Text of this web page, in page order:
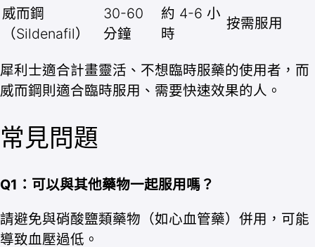
威而鋼
（Sildenafil）
30-60
分鐘
約 4-6 小
時
按需服用
犀利士適合計畫靈活、不想臨時服藥的使用者，而
威而鋼則適合臨時服用、需要快速效果的人。
常見問題
Q1：可以與其他藥物一起服用嗎？
請避免與硝酸鹽類藥物（如心血管藥）併用，可能
導致血壓過低。